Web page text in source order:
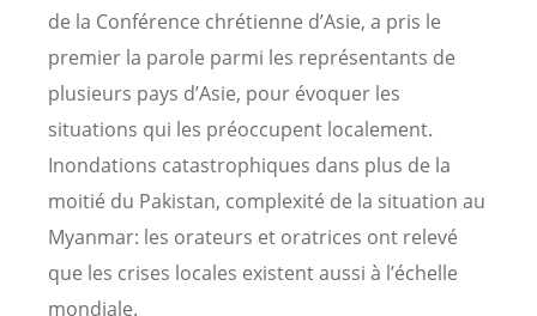
de la Conférence chrétienne d’Asie, a pris le
premier la parole parmi les représentants de
plusieurs pays d’Asie, pour évoquer les
situations qui les préoccupent localement.
Inondations catastrophiques dans plus de la
moitié du Pakistan, complexité de la situation au
Myanmar: les orateurs et oratrices ont relevé
que les crises locales existent aussi à l’échelle
mondiale.